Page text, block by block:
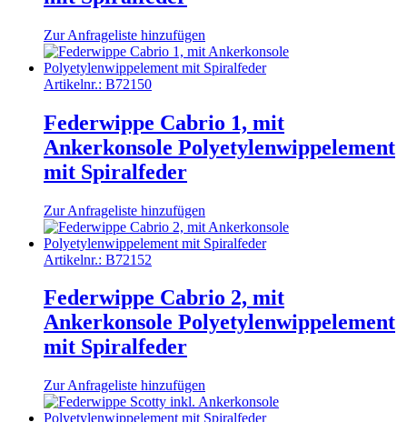
Zur Anfrageliste hinzufügen
Artikelnr.: B72150
Federwippe Cabrio 1, mit
Ankerkonsole Polyetylenwippelement
mit Spiralfeder
Zur Anfrageliste hinzufügen
Artikelnr.: B72152
Federwippe Cabrio 2, mit
Ankerkonsole Polyetylenwippelement
mit Spiralfeder
Zur Anfrageliste hinzufügen